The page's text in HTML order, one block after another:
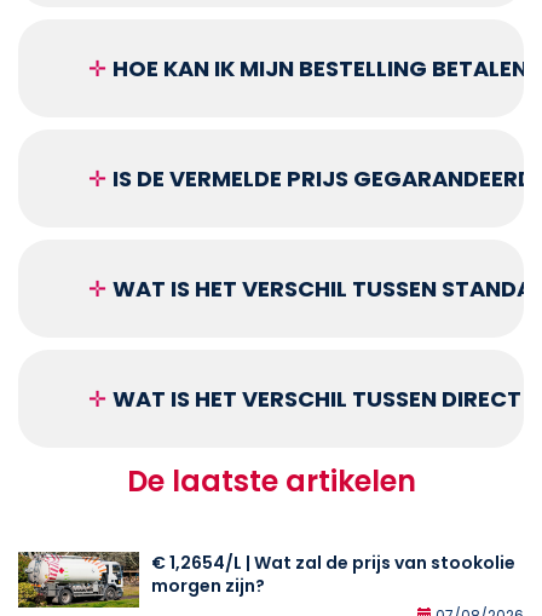
✛ HOE KAN IK MIJN BESTELLING BETALEN?
✛ IS DE VERMELDE PRIJS
✛ WAT IS HET VERSCHIL TUSSEN
✛ WAT IS HET VERSCHIL TUSSEN DIRECT
De laatste artikelen
€ 1,2654/L | Wat zal de prijs van stookolie
morgen zijn?